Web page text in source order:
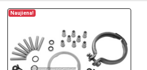
Naujiena!